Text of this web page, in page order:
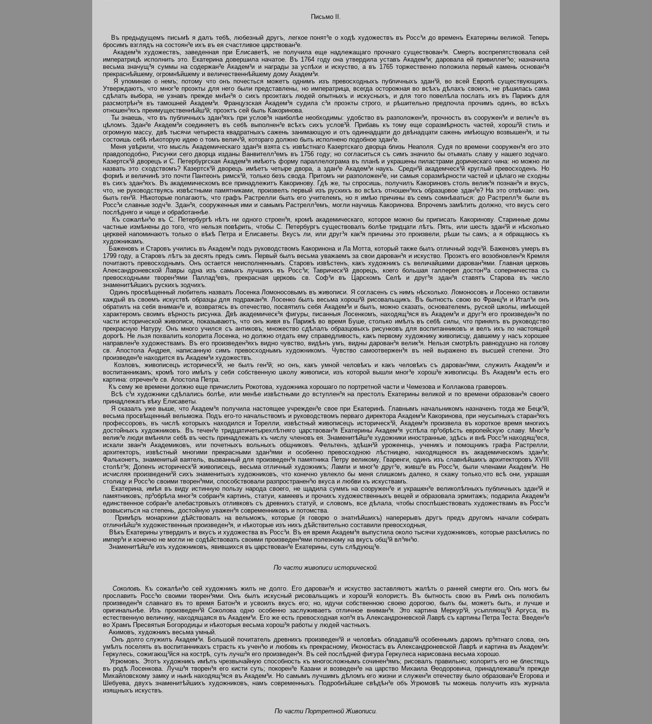
Письмо II.
Въ предыдущемъ письмѣ я далъ тебѣ, любезный другъ, легкое понят³е о ходѣ художествъ въ Росс³и до временъ Екатерины великой. Теперь
бросимъ взглядъ на состоян³е ихъ въ ея счастливое царствован³е.
Академ³я художествъ, заведенная при Елисаветѣ, не получила еще надлежащаго прочнаго существован³я. Смерть воспрепятствовала сей
императрицѣ исполнить это. Екатерина довершила начатое. Въ 1764 году она утвердила уставъ Академ³и; даровала ей привиллег³ю; назначила
весьма значущ³я суммы на содержан³е Академ³и и награды за успѣхи и искуство, а въ 1765 торжественно положила первый камень основан³я
прекраснѣйшему, огромнѣйшему и величественнѣйшему дому Академ³и.
Я упоминаю о немъ; потому что онъ почесться можетъ однимъ изъ превосходныхъ публичныхъ здан³й, во всей Европѣ существующихъ.
Утверждаютъ, что мног³е проэкты для него были представлены, но императрица, всегда осторожная во всѣхъ дѣлахъ своихъ, не рѣшилась сама
сдѣлать выбора, не узнавъ прежде мнѣн³я о сихъ проэктахъ людей опытныхъ и искусныхъ, и для того повелѣла послать ихъ въ Парижъ для
разсмотрѣн³я въ тамошней Академ³и. Французская Академ³я судила с³и проэкты строго, и рѣшительно предпочла прочимъ одинъ, во всѣхъ
отношен³яхъ преимущественнѣйш³й; проэктъ сей быль Какоринова.
Ты знаешь, что въ публичныхъ здан³яхъ при услов³я наиболѣе необходимы: удобство въ разположен³и, прочность въ сооружен³и и велич³е въ
цѣломъ. Здан³е Академ³и соединяетъ въ себѣ выполнен³е всѣхъ сихъ услов³й. Прибавь къ тому еще соразмѣрность частей,
хорош³й стиль и
огромную массу, двѣ тысячи четыреста квадратныхъ сажень занимающую и отъ одиннадцати до двѣнадцати сажень имѣющую возвышен³я, и ты
состоишь себѣ нѣкоторую идею о томъ велич³й, котораго должно быть исполнено подобное здан³е.
Меня увѣрили, что мысль Академическаго здан³я взята съ извѣстнаго Казертскаго дворца близь Неаполя. Судя по времени сооружен³я его это
правдоподобно, Рисунки сего дворца изданы Ванвителл³емъ въ 1756 году; но согласиться съ симъ значило бы отымать славу у нашего зодчаго.
Казертск³й дворецъ и С. Петербургская Академ³я имѣютъ форму параллелограма въ планѣ и украшены пиластрами дорическаго чина: но можно ли
назвать это сходствомъ? Казертск³й дворецъ имѣетъ четыре двора, а здан³е Академ³и наукъ. Средн³й академческ³й круглый превосходенъ. Но
формѣ и величинѣ это почти Пантеонъ римск³й, только безъ свода. Притомъ ни разположен³е, ни самыя соразмѣрности частей и цѣлаго не сходны
въ сихъ здан³яхъ. Въ академическомъ все принадлежитъ Какоринову. Гдѣ же, ты спросишь, получилъ Какориновъ столь велик³я познан³я и вкусъ,
что, не руководствуясь извѣстными памятниками, произвелъ первый изъ рускихъ во всѣхъ отношен³яхъ образцовое здан³е? На это отвѣчаю: онъ
былъ ген³й. Нѣкоторые полагаютъ, что графъ Растрелли былъ его учителемъ, но я имѣю причины въ семъ сомнѣваться: до Растрелл³я были въ
Росс³и славные зодч³е. Здан³я, сооруженныя ими и самымъ Растрелл³емъ, могли научишь Какоринова. Впрочемъ замѣтить должно, что вкусъ сего
послѣдняго и чище и обработаннѣе.
Къ сожалѣн³ю въ С. Петербургѣ нѣтъ ни одного строен³я, кромѣ академическаго, которое можно бы приписать Какоринову. Старинные домы
частные измѣнены до того, что нельзя повѣрить, чтобы С. Петербургъ существовалъ болѣе тридцати лѣтъ. Пять, или шесть здан³й и нѣсколько
церквей напоминаютъ только о вѣкѣ Петра и Елисаветы. Вкусъ ли, или друг³я как³я причины это произвели, рѣши ты самъ; а я обращаюсь къ
художникамъ.
Баженовъ и Старовъ учились въ Академ³и подъ руководствомъ Какоринона и Ла Мотта, который также былъ отличный зодч³й. Баженовъ умеръ въ
1799 году, а Старовъ лѣтъ за десять предъ симъ. Первый былъ весьма уважаемъ за свои дарован³я и искуство. Проэктъ его возобновлен³я Кремля
почитаютъ превосходнымъ. Онъ остается неисполненнымъ. Старовъ извѣстенъ, какъ художникъ съ величайшими дарован³ями. Главная церковь
Александроневской Лавры одна изъ самыхъ лучшихъ въ Росс³и; Таврическ³й дворецъ, коего большая галлерея достон³³а соперничества съ
превосходными творен³ями Паллад³евъ, прекрасная церковь св. Соф³и въ Царскомъ Селѣ и друг³я здан³я ставятъ Старова въ число
знаменитѣйшихъ рускихъ зодчихъ.
Одинъ просвѣщенный любитель назвалъ Лосенка Ломоносовымъ въ живописи. Я согласенъ съ нимъ нѣсколько. Ломоносовъ и Лосенко оставили
каждый въ своемъ искуствѣ образцы для подражан³я. Лосенко былъ весьма хорош³й рисовальщикъ. Въ бытность свою во Франц³и и Итал³и онъ
обратилъ на себя вниман³е и, возвратясь въ отечество, посвятилъ себя Академ³и и былъ, можно сказать, основателемъ, руской школы, имѣющей
характеромъ своимъ вѣрность рисунка. Двѣ академическ³я фигуры, писанныя Лосенкомъ, находящ³яся въ Академ³и и друг³я его произведен³я по
части исторической живописи, показываютъ, что онъ живя въ Парижѣ во время Буше, столько имѣлъ въ себѣ силы, что принялъ въ руководство
прекрасную Натуру. Онъ много учился съ антиковъ; множество сдѣлалъ образцовыхъ рисунковъ для воспитанниковъ и велъ ихъ по настоящей
дорогѣ. Не льзя похвалить колорита Лосенка, но должно отдать ему справедливость, какъ первому художнику живописцу, давшему у насъ хорошее
направлен³е художествамъ. Въ его произведен³яхъ видно чувство, видѣнъ умъ, видны дарован³я велик³я. Нельзя смотрѣть равнодушно на голову
св. Апостола Андрея, написанную симъ превосходнымъ художникомъ. Чувство самоотвержен³я въ ней выражено въ высшей степени. Это
произведен³е находится въ Академ³и художествъ.
Козловъ, живописецъ историческ³й, не былъ ген³й; но онъ, какъ умной человѣкъ и какъ человѣкъ съ дарован³ями, служилъ Академ³и и
воспитанникамъ; кромѣ того имѣлъ у себя собственную школу живописи, изъ которой вышли мног³е хорош³е живописцы. Въ Академ³и есть его
картина: отречен³е св. Апостола Петра.
Къ сему же времени должно еще причислить Рокотова, художника хорошаго по портретной части и Чемезова и Коллакова граверовъ.
Всѣ с³и художники сдѣлались болѣе, или менѣе извѣстными до вступлен³я на престолъ Екатерины великой и по времени образован³я своего
принадлежатъ вѣку Елисаветы.
Я сказалъ уже выше, что Академ³я получила настоящее учрежден³е свое при Екатеринѣ. Главнымъ начальникомъ назначенъ тогда же Бецк³й,
весьма просвѣщенный вельможа. Подъ его-то начальствомъ и руководствомъ перваго директора Академ³и Какоринова, при неусыпныхъ старан³яхъ
профессоровъ, въ числѣ которыхъ находился и Торелли, извѣстный живописецъ историческ³й,
Академ³я произвела въ короткое время многихъ
достойныхъ художниковъ. Въ течен³е тридцатичетырехлѣтняго царствован³я Екатерины Академ³я успѣла пр³обрѣсть европейскую славу. Мног³е
велик³е люди вмѣняли себѣ въ честь принадлежать къ числу членовъ ея. Знаменитѣйш³е художники иностранные, здѣсь и внѣ Росс³и находящ³еся,
искали зван³я Академиковъ, или почетныхъ вольныхъ общниковъ. Фельтенъ, здѣшн³й уроженець, ученикъ и помощникъ графа Растрелли,
архитекторъ, извѣстный многими прекрасными здан³ями и особенно превосходною лѣстницею, находящеюся въ академическомъ здан³и;
Фальконетъ, знаменитый ваятель, вызванный для произведен³я памятника Петру великому, Гваренги, одинъ изъ славнѣйшихъ архитекторовъ XVIII
столѣт³я; Допенъ историческ³й живописецъ, весьма отличный художникъ; Лампи и мног³е друг³е, живш³е въ Росс³и, были членами Академ³и. Не
исчисляя произведени³й сихъ знаменитыхъ художниковъ, что конечно увлекло бы меня слишкомъ далеко, я скажу только,что всѣ они, украшая
столицу и Росс³ю своими творен³ями, способствовали разпространен³ю вкуса и любви къ искуствамъ.
Екатерина, имѣя въ виду истинную пользу народа своего, не щадила суммъ на сооружен³е и украшен³е великолѣпныхъ публичныхъ здан³й и
памятниковъ; пр³обрѣла мног³я собран³я картинъ, статуи, камеевъ и прочихъ художественныхъ вещей и образовала эрмитажъ; подарила Академ³и
единственное собран³е алебастровыхъ отливковъ съ древнихъ статуй, и словомъ, все дѣлала, чтобы споспѣшествовать художествамъ въ Росс³и
возвыситься на степень, достойную уважен³я современниковъ и потомства.
Примѣръ монархини дѣйствовалъ на вельможъ, которые (я говорю о знатнѣйшихъ) наперерывъ другъ предъ другомъ начали собирать
отличнѣйш³я художественныя произведен³я, и нѣкоторые изъ нихъ дѣйствительно составили превосходныя,
Вѣкъ Екатерины утвердилъ и вкусъ и художества въ Росс³и. Въ ея время Академ³я выпустила около тысячи художниковъ, которые разсѣялись по
импер³и и конечно не могли не содѣйствовать своими произведен³ями полезному на вкусъ общ³й вл³ян³ю.
Знаменитѣйш³е изъ художниковъ явившихся въ царствован³е Екатерины, суть слѣдующ³е.
По части живописи исторической.
Соколовъ. Къ сожалѣн³ю сей художникъ жилъ не долго. Его дарован³я и искуство заставляютъ жалѣть о ранней смерти его. Онъ могъ бы
прославить Росс³ю своими творен³ями. Онъ былъ искусный рисовальщикъ и хорош³й колористъ. Въ бытность свою въ Римѣ онъ полюбилъ
произведен³я славнаго въ то время Батон³я и усвоилъ вкусъ его; но, идучи собственною своею дорогою, былъ бы, можетъ быть, и лучше и
оригинальнѣе. Изъ произведен³й Соколова одно особенно заслуживаетъ отличное вниман³я. Это картина Меркур³й, усыпляющ³й Аргуса, въ
естественную величину, находящаяся въ Академ³и. Его же есть превосходная коп³я въ Александроневской Лаврѣ съ картины Петра Теста: Введен³е
во Храмъ Пресвятыя Богородицы и нѣкоторыя весьма хорош³я работы у людей частныхъ.
Акимовъ, художникъ весьма умный.
Онъ долго служилъ Академ³и. Большой почитатель древнихъ произведен³й и человѣкъ обладавш³й особеннымъ даромъ пр³ятнаго слова, онъ
умѣлъ поселять въ воспитанникахъ страсть къ учен³ю и любовь къ прекрасному, Иконостасъ въ Александроневской Лаврѣ и картина въ Академ³и:
Геркулесь, сожигающ³йся на кострѣ, суть лучш³я его произведен³я. Въ сей послѣдней фигура Геркулеса нарисована весьма хорошо.
Угрюмовъ. Этотъ художникъ имѣлъ чрезвычайную способность къ многосложнымъ сочинен³ямъ; рисовалъ правильно; колоритъ его не блестящъ
въ родѣ Лосенкова. Лучш³я творен³я его кисти суть; покорен³е Казани и возведен³е на царство Михаила Ѳеодоровича, принадлежавш³я прежде
Михайловскому замку и нынѣ находящ³яся въ Академ³и. Но самымъ лучшимъ дѣломъ его жизни и служен³и отечеству было образован³е Егорова и
Шебуева, двухъ знаменитѣйшихъ художниковъ, намъ современныхъ. Подробнѣйшее свѣдѣн³е объ Угрюмовѣ ты можешь получить изъ журнала
изящныхъ искуствъ.
По части Портретной Живописи.